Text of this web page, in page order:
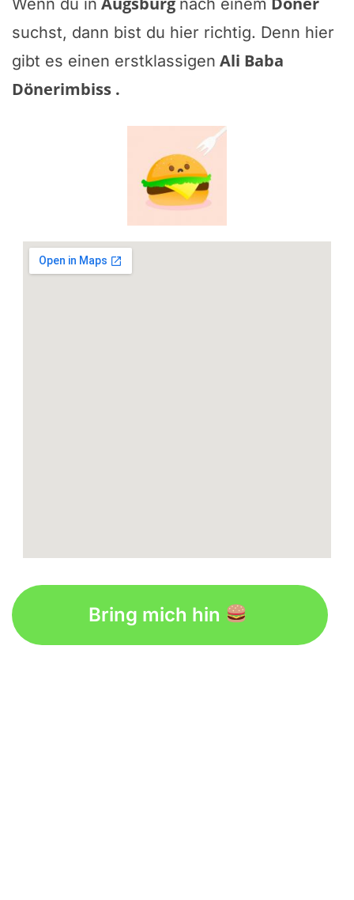
Wenn du in nach einem
suchst, dann bist du hier richtig. Denn hier
gibt es einen erstklassigen Ali Baba
Dönerimbiss .
Bring mich hin